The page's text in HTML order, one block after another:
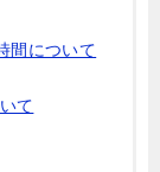
間について
て